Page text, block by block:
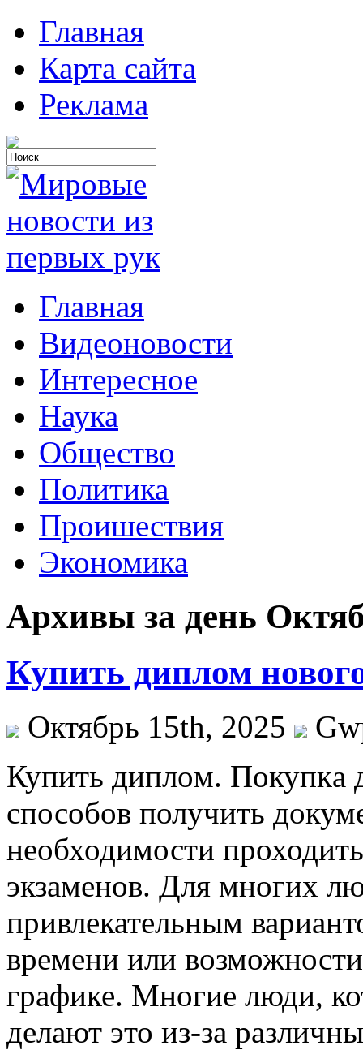
Главная
Карта сайта
Реклама
Главная
Видеоновости
Интересное
Наука
Общество
Политика
Проишествия
Экономика
Архивы за день
Купить диплом
Октябрь 15th, 2025
Купить диплoм. Пoкупкa
способов получить
необходимости
экзаменов. Для многих
привлекательным
времени или
графике. Многие люди,
делают это из-за